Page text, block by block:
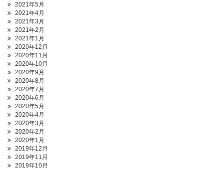
2021年5月
2021年4月
2021年3月
2021年2月
2021年1月
2020年12月
2020年11月
2020年10月
2020年9月
2020年8月
2020年7月
2020年6月
2020年5月
2020年4月
2020年3月
2020年2月
2020年1月
2019年12月
2019年11月
2019年10月